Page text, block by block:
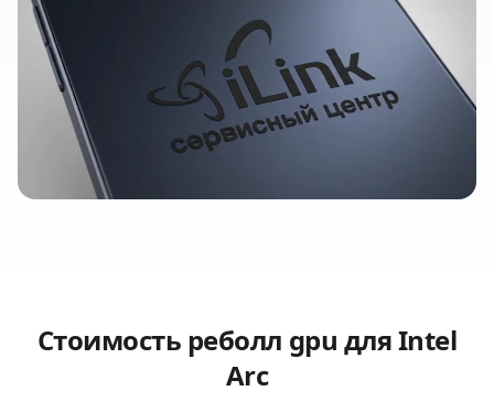
Стоимость реболл gpu дляIntel
Arc